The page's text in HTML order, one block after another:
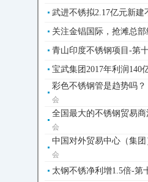
武进不锈拟2.17亿元新
关注金锠国际，抢滩总
青山印度不锈钢项目-第
宝武集团2017年利润140
彩色不锈钢管是趋势吗
会
全国最大的不锈钢贸易
会
中国对外贸易中心（集
会
太钢不锈净利增1.5倍-第